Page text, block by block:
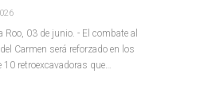
Roo, 03 de junio. - El combate al
Carmen será reforzado en los
retroexcavadoras que…